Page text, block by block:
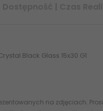
Black Glass 15x30 G1
na zdjęciach.